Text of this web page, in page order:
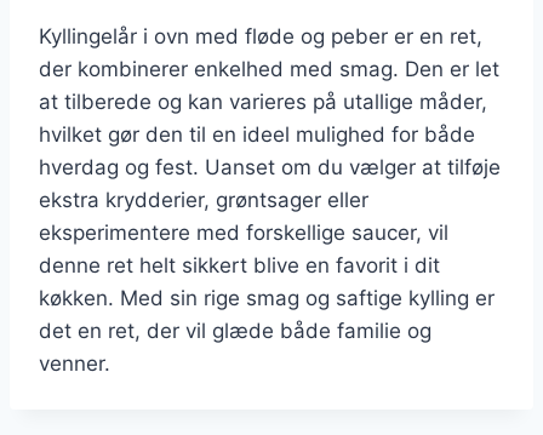
Kyllingelår i ovn med fløde og peber er en ret,
der kombinerer enkelhed med smag. Den er let
at tilberede og kan varieres på utallige måder,
hvilket gør den til en ideel mulighed for både
hverdag og fest. Uanset om du vælger at tilføje
ekstra krydderier, grøntsager eller
eksperimentere med forskellige saucer, vil
denne ret helt sikkert blive en favorit i dit
køkken. Med sin rige smag og saftige kylling er
det en ret, der vil glæde både familie og
venner.